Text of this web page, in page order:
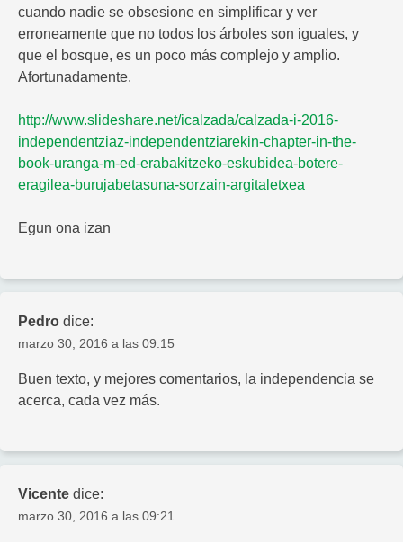
cuando nadie se obsesione en simplificar y ver
erroneamente que no todos los árboles son iguales, y
que el bosque, es un poco más complejo y amplio.
Afortunadamente.
http://www.slideshare.net/icalzada/calzada-i-2016-
independentziaz-independentziarekin-chapter-in-the-
book-uranga-m-ed-erabakitzeko-eskubidea-botere-
eragilea-burujabetasuna-sorzain-argitaletxea
Egun ona izan
Pedro dice:
marzo 30, 2016 a las 09:15
Buen texto, y mejores comentarios, la independencia se
acerca, cada vez más.
Vicente dice:
marzo 30, 2016 a las 09:21